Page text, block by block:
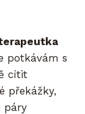
potkávám s
cítit
překážky,
páry